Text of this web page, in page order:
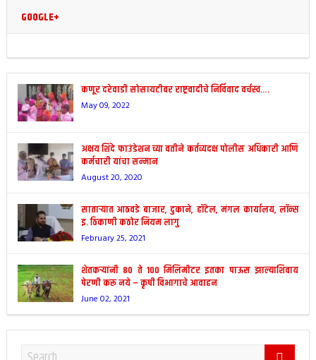
GOOGLE+
कणूर दरेवाडी सोसायटीवर राष्ट्रवादीचे निर्विवाद वर्चस्व….
May 09, 2022
अक्षय शिंदे फाउंडेशन च्या वतीने कर्तव्यदक्ष पोलीस अधिकारी आणि
कर्मचारी यांचा सन्मान
August 20, 2020
साताऱ्यात आठवडे बाजार, दुकाने, हॉटेल, मंगल कार्यालय, लॉन्स
इ. ठिकाणी कठोर नियम लागु
February 25, 2021
शेतकऱ्यांनी 80 ते 100 मिलिमीटर इतका पाऊस झाल्याशिवाय
पेरणी करू नये – कृषी विभागाचे आवाहन
June 02, 2021